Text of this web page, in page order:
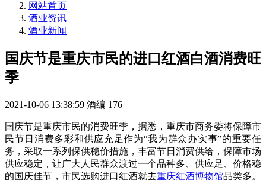
网站首页
酒业资讯
酒业新闻
国庆节是重庆市民的进口红酒白酒消费旺
季
2021-10-06 13:38:59 酒编 176
国庆节是重庆市民的消费旺季，据悉，重庆市商务委将保障市
民节日消费多彩和供应充足作为“我为群众办实事”的重要任
务，采取一系列保供稳价措施，丰富节日消费供给，保障市场
供应稳定，让广大人民群众渡过一个品种多、供应足、价格稳
的国庆佳节，市民选购进口红酒就去重庆红酒博物馆品类多。